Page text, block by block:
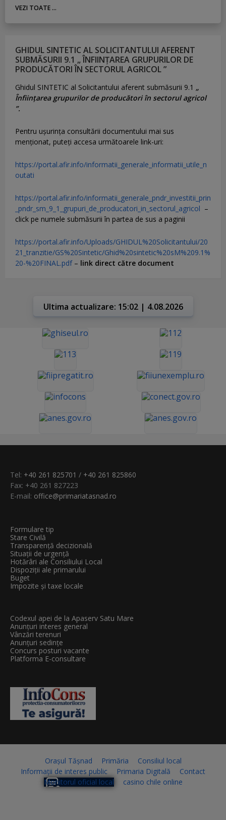
VEZI TOATE ...
GHIDUL SINTETIC AL SOLICITANTULUI AFERENT
SUBMĂSURII 9.1 „ ÎNFIINȚAREA GRUPURILOR DE
PRODUCĂTORI ÎN SECTORUL AGRICOL ”
Ghidul SINTETIC al Solicitantului aferent submăsurii 9.1 „
Înființarea grupurilor de producători în sectorul agricol
”.
Pentru uşurinţa consultării documentului mai sus
menţionat, puteţi accesa următoarele link-uri:
https://portal.afir.info/informatii_generale_informatii_utile_n
outati
https://portal.afir.info/informatii_generale_pndr_investitii_prin
_pndr_sm_9_1_grupuri_de_producatori_in_sectorul_agricol –
click pe numele submăsurii în partea de sus a paginii
https://portal.afir.info/Uploads/GHIDUL%20Solicitantului/20
21_tranzitie/GS%20Sintetic/Ghid%20sintetic%20sM%209.1%
20-%20FINAL.pdf– link direct către document
Ultima actualizare: 15:02 | 4.08.2026
Tel: +40 261 825701 / +40 261 825860
Fax: +40 261 827223
E-mail: office@primariatasnad.ro
Formulare tip
Stare Civilă
Transparenţă decizională
Situații de urgență
Hotărâri ale Consiliului Local
Dispoziții ale primarului
Buget
Impozite și taxe locale
Codexul apei de la Apaserv Satu Mare
Anunțuri interes general
Vânzări terenuri
Anunțuri sedințe
Concurs posturi vacante
Platforma E-consultare
Orașul Tășnad Primăria
Consiliul local
Informații de interes public
Primaria Digitală
Contact
Monitorul oficial local
casino chile online